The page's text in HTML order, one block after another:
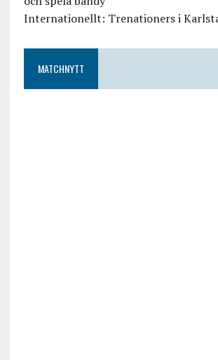
Internationellt: Trenationers i
MATCHNYTT